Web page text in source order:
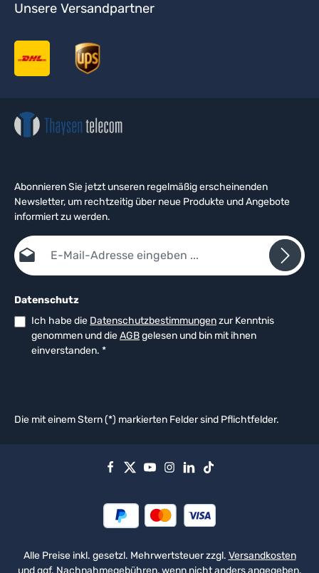
Unsere Versandpartner
Abonnieren Sie jetzt unseren regelmäßig erscheinenden
Newsletter, um rechtzeitig über neue Produkte und Angebote
informiert zu werden.
E-Mail-Adresse*
Datenschutz
Ich habe die Datenschutzbestimmungenzur Kenntnis
genommen und dieAGBgelesen und bin mit ihnen
einverstanden. *
Die mit einem Stern (*) markierten Felder sind Pflichtfelder.
Alle Preise inkl. gesetzl. Mehrwertsteuer zzgl. Versandkosten
und ggf. Nachnahmegebühren, wenn nicht anders angegeben.